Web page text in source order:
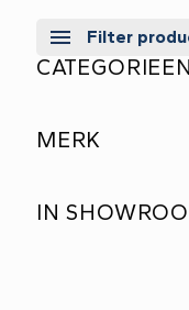
Filter
CATEGORIEEN
MERK
IN